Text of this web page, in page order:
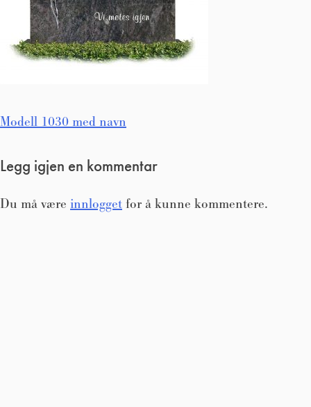
Innleggsnavigasjon
Modell 1030 med navn
Legg igjen en kommentar
Du må være innlogget for å kunne kommentere.